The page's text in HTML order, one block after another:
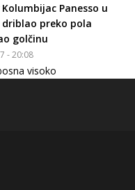
Kolumbijac Panesso u
preko pola
golčinu
- 20:08
visoko